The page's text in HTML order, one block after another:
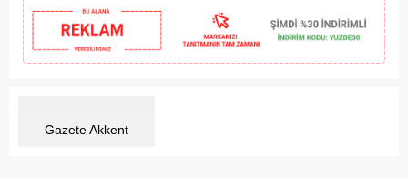
Gazete Akkent